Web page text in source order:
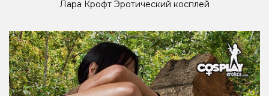
Лара Крофт Эротический косплей